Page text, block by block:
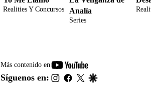
Realities Y Concursos
Analía
Series
Más contenido en
youtube-
footer
Síguenos en: instagram
facebook
twitter